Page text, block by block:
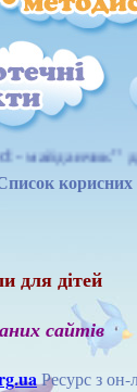
корисних
для дітей
сайтів
Ресурс з